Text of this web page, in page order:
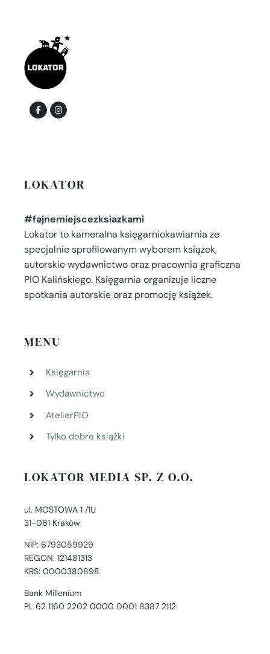
LOKATOR
#fajnemiejscezksiazkami
Lokator to kameralna księgarniokawiarnia ze
specjalnie sprofilowanym wyborem książek,
autorskie wydawnictwo oraz pracownia graficzna
PIO Kalińskiego. Księgarnia organizuje liczne
spotkania autorskie oraz promocję książek.
MENU
Księgarnia
Wydawnictwo
AtelierPIO
Tylko dobre książki
LOKATOR MEDIA SP. Z O.O.
ul. MOSTOWA 1 /1U
31-061 Kraków
NIP: 6793059929
REGON: 121481313
KRS: 0000380898
Bank Millenium
PL 62 1160 2202 0000 0001 8387 2112